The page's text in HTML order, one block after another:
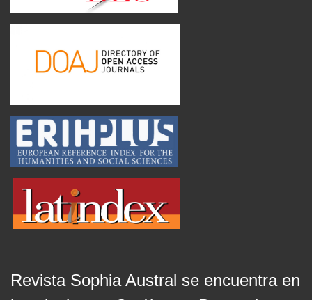
Revista Sophia Austral se encuentra en